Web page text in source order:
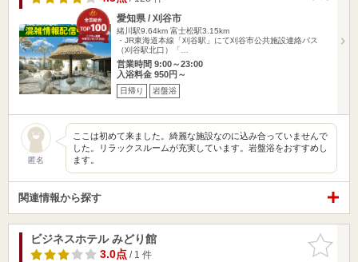
愛知県 / 刈谷市
緒川駅9.64km 富士松駅3.15km
・JR東海道本線「刈谷駅」にて刈谷市公共施設連絡バス
（刈谷駅北口）「…
営業時間 9:00～23:00
入浴料金 950円～
日帰り 岩盤浴
匿名
ここは初めて来ました。綺麗な施設なのに込み合っていませんで
した。リラックスルームが充実しています。岩盤浴をおすすめし
ます。
関連情報から探す
お気に入
りに追加
ビジネスホテル みどり館
3.0点/ 1 件